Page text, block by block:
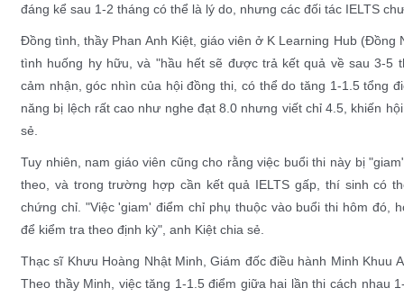
đáng kể sau 1-2 tháng có thể là lý do, nhưng các đối tác IELTS
Đồng tình, thầy Phan Anh Kiệt, giáo viên ở K Learning Hub (Đồng
tình huống hy hữu, và "hầu hết sẽ được trả kết quả về sau 3-5
cảm nhận, góc nhìn của hội đồng thi, có thể do tăng 1-1.5 tổng
năng bị lệch rất cao như nghe đạt 8.0 nhưng viết chỉ 4.5, khiến
sẻ.
Tuy nhiên, nam giáo viên cũng cho rằng việc buổi thi này bị
theo, và trong trường hợp cần kết quả IELTS gấp, thí sinh có
chứng chỉ. "Việc 'giam' điểm chỉ phụ thuộc vào buổi thi hôm đó,
để kiểm tra theo định kỳ", anh Kiệt chia sẻ.
Thạc sĩ Khưu Hoàng Nhật Minh, Giám đốc điều hành Minh Khuu
Theo thầy Minh, việc tăng 1-1.5 điểm giữa hai lần thi cách nhau